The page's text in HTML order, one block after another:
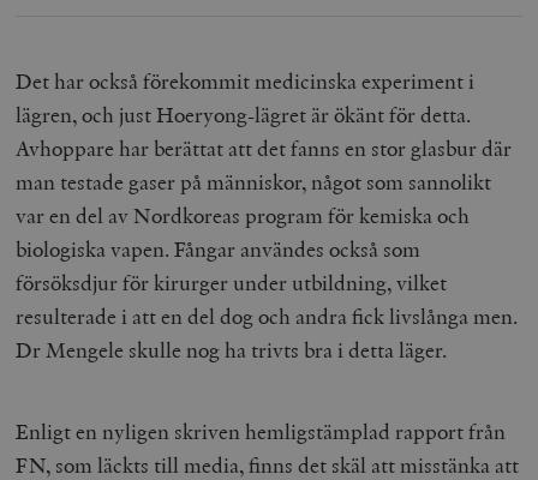
Det har också förekommit medicinska experiment i
lägren, och just Hoeryong-lägret är ökänt för detta.
Avhoppare har berättat att det fanns en stor glasbur där
man testade gaser på människor, något som sannolikt
var en del av Nordkoreas program för kemiska och
biologiska vapen. Fångar användes också som
försöksdjur för kirurger under utbildning, vilket
resulterade i att en del dog och andra fick livslånga men.
Dr Mengele skulle nog ha trivts bra i detta läger.
Enligt en nyligen skriven hemligstämplad rapport från
FN, som läckts till media, finns det skäl att misstänka att